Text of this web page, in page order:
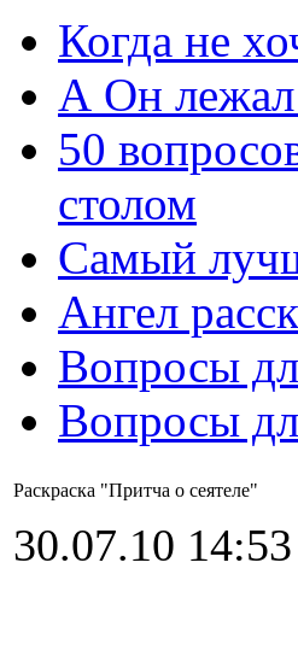
Когда не
А Он лежал
50
столом
Самый
Ангел
Вопросы
Вопросы
Раскраска "Притча о сеятеле"
30.07.10 14:53